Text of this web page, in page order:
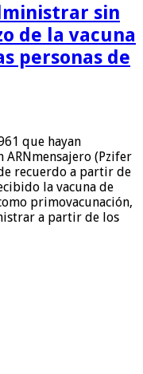
sin
de la vacuna
personas de
que hayan
(Pzifer
recuerdo a partir de
la vacuna de
primovacunación,
a partir de los